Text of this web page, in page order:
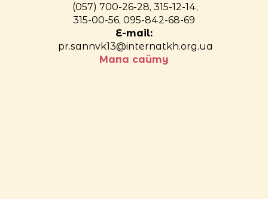
(057) 700-26-28, 315-12-14,
315-00-56, 095-842-68-69
E-mail:
pr.sannvk13@internatkh.org.ua
Мапа сайту